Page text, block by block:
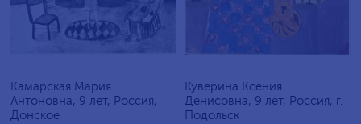
Камарская Мария
Антоновна, 9 лет, Россия,
Донское
Куверина Ксения
Денисовна, 9 лет, Россия, г.
Подольск